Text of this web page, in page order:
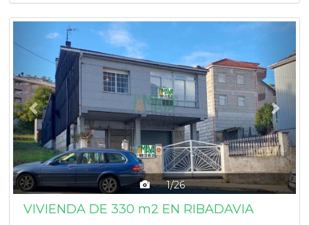
1/26
Previous
VIVIENDA DE 330 m2 EN RIBADAVIA